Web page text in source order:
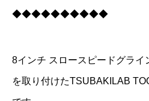
◆◆◆◆◆◆◆◆◆◆
8インチ スロースピードグラ
を取り付けたTSUBAKILAB